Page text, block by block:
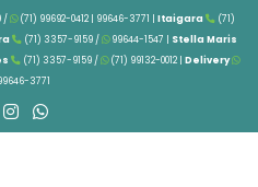
/ (71) 99692-0412 | 99646-3771 | Itaigara
(71)
(71) 3357-9159 / 99644-1547 | Stella Maris
(71) 3357-9159 / (71) 99132-0012 | Delivery
3771